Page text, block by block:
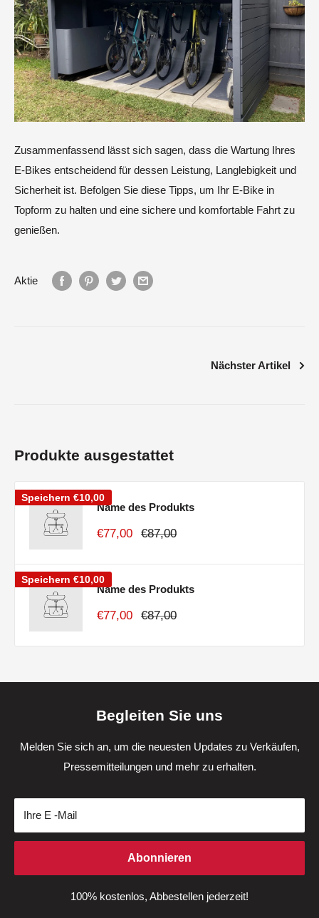
Zusammenfassend lässt sich sagen, dass die Wartung Ihres
E-Bikes entscheidend für dessen Leistung, Langlebigkeit und
Sicherheit ist. Befolgen Sie diese Tipps, um Ihr E-Bike in
Topform zu halten und eine sichere und komfortable Fahrt zu
genießen.
Aktie
Nächster Artikel
Produkte ausgestattet
Speichern €10,00
Name des Produkts
€77,00 €87,00
Speichern €10,00
Name des Produkts
€77,00 €87,00
Begleiten Sie uns
Melden Sie sich an, um die neuesten Updates zu Verkäufen,
Pressemitteilungen und mehr zu erhalten.
Ihre E -Mail
Abonnieren
100% kostenlos, Abbestellen jederzeit!